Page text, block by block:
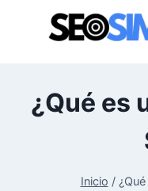
¿Qué es
Inicio /